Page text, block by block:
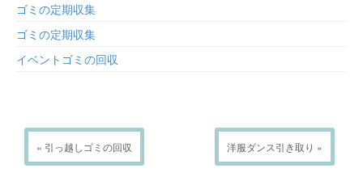
ゴミの定期収集
ゴミの定期収集
イベントゴミの回収
« 引っ越しゴミの回収 洋服ダンス引き取り »